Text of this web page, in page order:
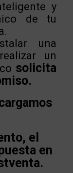
y
de tu
una
un
solicita
el
en